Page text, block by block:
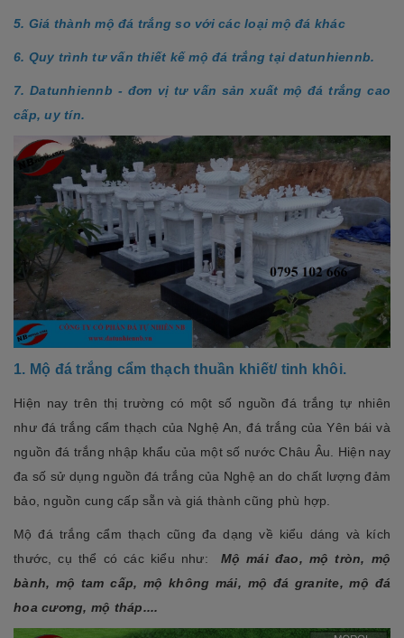
5. Giá thành mộ đá trắng so với các loại mộ đá khác
6. Quy trình tư vấn thiết kế mộ đá trắng tại datunhiennb.
7. Datunhiennb - đơn vị tư vấn sản xuất mộ đá trắng cao
cấp, uy tín.
1. Mộ đá trắng cẩm thạch thuần khiết/ tinh khôi.
Hiện nay trên thị trường có một số nguồn đá trắng tự nhiên
như đá trắng cẩm thạch của Nghệ An, đá trắng của Yên bái và
nguồn đá trắng nhập khẩu của một số nước Châu Âu. Hiện nay
đa số sử dụng nguồn đá trắng của Nghệ an do chất lượng đảm
bảo, nguồn cung cấp sẵn và giá thành cũng phù hợp.
Mộ đá trắng cẩm thạch cũng đa dạng về kiểu dáng và kích
thước, cụ thể có các kiểu như: Mộ mái đao, mộ tròn, mộ
bành, mộ tam cấp, mộ không mái, mộ đá granite, mộ đá
hoa cương, mộ tháp....